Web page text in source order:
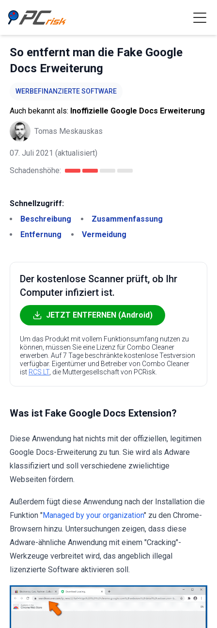
So entfernt man die Fake Google
Docs Erweiterung
WERBEFINANZIERTE SOFTWARE
Auch bekannt als: Inoffizielle Google Docs Erweiterung
Tomas Meskauskas
07. Juli 2021 (aktualisiert)
Schadenshöhe:
Schnellzugriff:
Beschreibung
Zusammenfassung
Entfernung
Vermeidung
Der kostenlose Scanner prüft, ob Ihr
Computer infiziert ist.
JETZT ENTFERNEN (Android)
Um das Produkt mit vollem Funktionsumfang nutzen zu
können, müssen Sie eine Lizenz für Combo Cleaner
erwerben. Auf 7 Tage beschränkte kostenlose Testversion
verfügbar. Eigentümer und Betreiber von Combo Cleaner
ist RCS LT, die Muttergesellschaft von PCRisk.
Was ist Fake Google Docs Extension?
Diese Anwendung hat nichts mit der offiziellen, legitimen
Google Docs-Erweiterung zu tun. Sie wird als Adware
klassifiziert und soll verschiedene zwielichtige
Webseiten fördern.
Außerdem fügt diese Anwendung nach der Installation die
Funktion "Managed by your organization" zu den Chrome-
Browsern hinzu. Untersuchungen zeigen, dass diese
Adware-ähnliche Anwendung mit einem "Cracking"-
Werkzeuge verbreitet wird, das angeblich illegal
lizenzierte Software aktivieren soll.